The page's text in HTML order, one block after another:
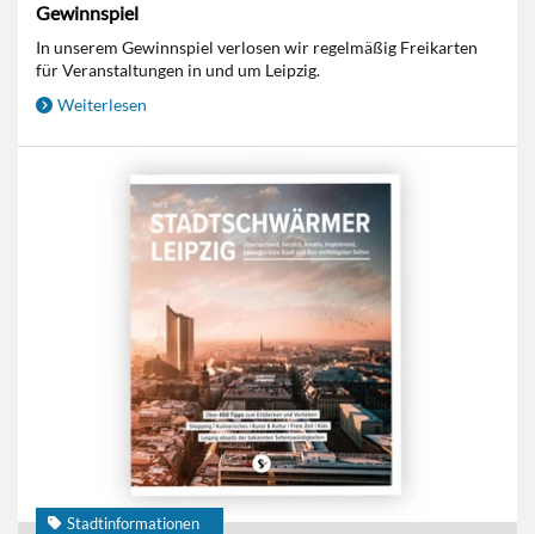
Gewinnspiel
In unserem Gewinnspiel verlosen wir regelmäßig Freikarten
für Veranstaltungen in und um Leipzig.
Weiterlesen
Stadtinformationen